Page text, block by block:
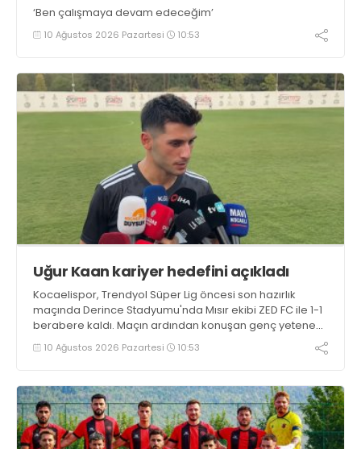
‘Ben çalışmaya devam edeceğim’
10 Ağustos 2026 Pazartesi 10:53
Uğur Kaan kariyer hedefini açıkladı
Kocaelispor, Trendyol Süper Lig öncesi son hazırlık
maçında Derince Stadyumu'nda Mısır ekibi ZED FC ile 1-1
berabere kaldı. Maçın ardından konuşan genç yetenek
Uğur Kaan Yıldız, "İlk yarı iyi değildik ama soyunma
odasındaki uyarılarla kendimize geldik. Tek önceliğim
10 Ağustos 2026 Pazartesi 10:53